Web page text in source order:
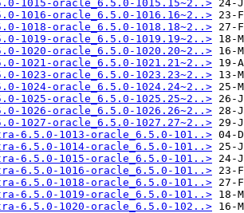
1015-oracle_6.5.0-1015.15~2..>
1016-oracle_6.5.0-1016.16~2..>
1018-oracle_6.5.0-1018.18~2..>
1019-oracle_6.5.0-1019.19~2..>
1020-oracle_6.5.0-1020.20~2..>
1021-oracle_6.5.0-1021.21~2..>
1023-oracle_6.5.0-1023.23~2..>
1024-oracle_6.5.0-1024.24~2..>
1025-oracle_6.5.0-1025.25~2..>
1026-oracle_6.5.0-1026.26~2..>
1027-oracle_6.5.0-1027.27~2..>
6.5.0-1013-oracle_6.5.0-101..>
6.5.0-1014-oracle_6.5.0-101..>
6.5.0-1015-oracle_6.5.0-101..>
6.5.0-1016-oracle_6.5.0-101..>
6.5.0-1018-oracle_6.5.0-101..>
6.5.0-1019-oracle_6.5.0-101..>
6.5.0-1020-oracle_6.5.0-102..>